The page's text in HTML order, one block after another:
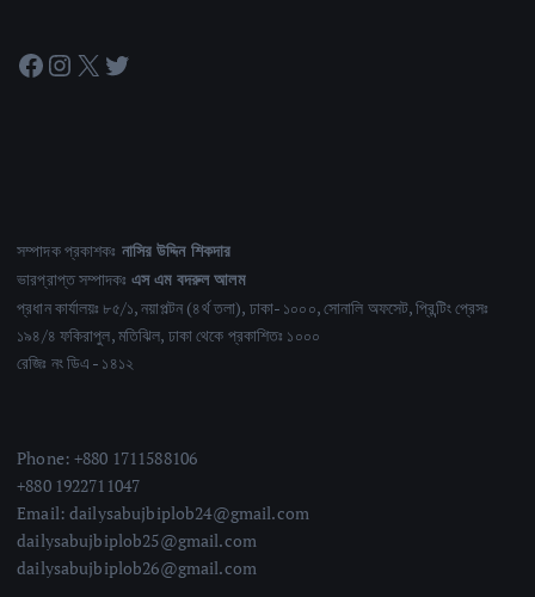
Facebook Instagram X Twitter
সম্পাদক প্রকাশকঃ নাসির উদ্দিন শিকদার
ভারপ্রাপ্ত সম্পাদকঃ এস এম বদরুল আলম
প্রধান কার্যালয়ঃ ৮৫/১, নয়াপল্টন (৪র্থ তলা), ঢাকা- ১০০০, সোনালি অফসেট, প্রিন্টিং প্রেসঃ
১৯৪/৪ ফকিরাপুল, মতিঝিল, ঢাকা থেকে প্রকাশিতঃ ১০০০
রেজিঃ নং ডিএ - ১৪১২
Phone: +880 1711588106
+880 1922711047
Email: dailysabujbiplob24@gmail.com
dailysabujbiplob25@gmail.com
dailysabujbiplob26@gmail.com